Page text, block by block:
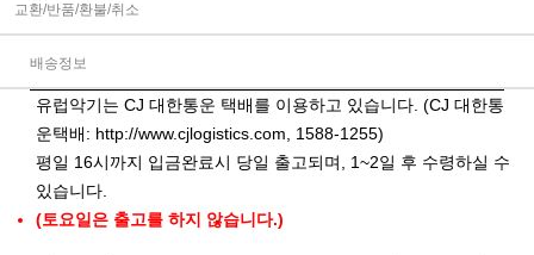
교환/반품/환불/취소
배송정보
유럽악기는 CJ 대한통운 택배를 이용하고 있습니다. (CJ 대한통
운택배: http://www.cjlogistics.com , 1588-1255)
평일 16시까지 입금완료시 당일 출고되며, 1~2일 후 수령하실 수
있습니다.
(토요일은 출고를 하지 않습니다.)